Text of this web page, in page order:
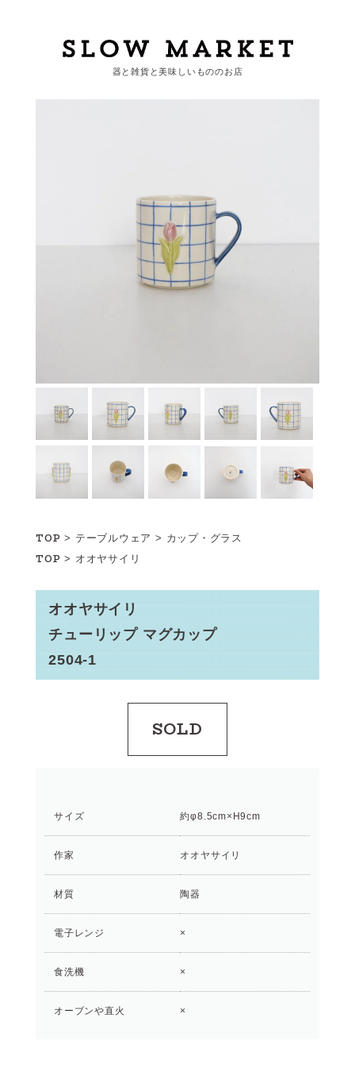
カートを見る
配送について
器と雑貨と美味しいもののお店
TOP > テーブルウェア > カップ・グラス
TOP > オオヤサイリ
オオヤサイリ
チューリップ マグカップ
2504-1
SOLD
サイズ 約φ8.5cm×H9cm
作家 オオヤサイリ
材質 陶器
電子レンジ ×
食洗機 ×
オーブンや直火 ×